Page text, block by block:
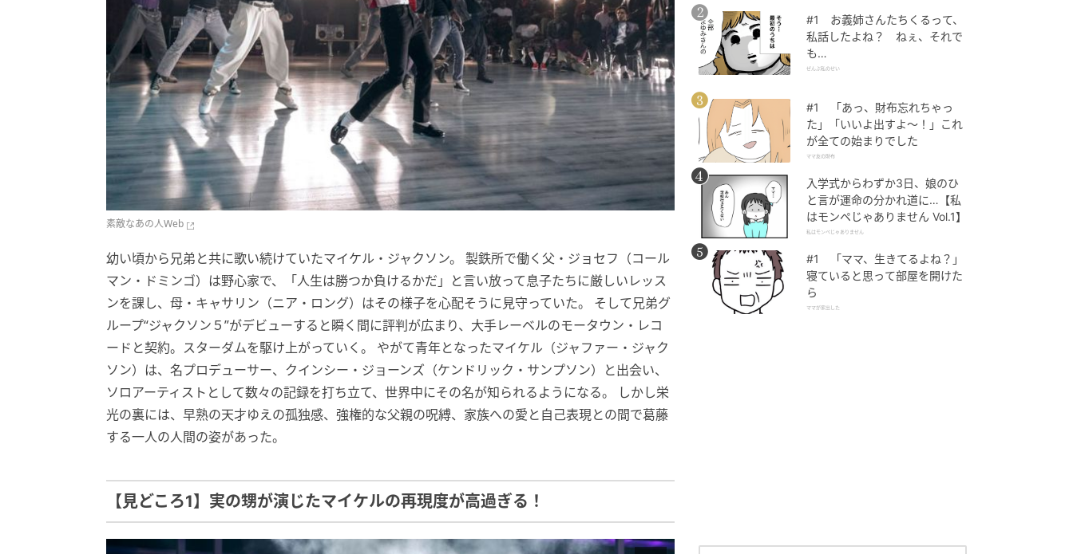
素敵なあの人Web
幼い頃から兄弟と共に歌い続けていたマイケル・ジャクソン。 製鉄所で働く父・ジョセフ（コール
マン・ドミンゴ）は野心家で、「人生は勝つか負けるかだ」と言い放って息子たちに厳しいレッス
ンを課し、母・キャサリン（ニア・ロング）はその様子を心配そうに見守っていた。 そして兄弟グ
ループ“ジャクソン５”がデビューすると瞬く間に評判が広まり、大手レーベルのモータウン・レコ
ードと契約。スターダムを駆け上がっていく。 やがて青年となったマイケル（ジャファー・ジャク
ソン）は、名プロデューサー、クインシー・ジョーンズ（ケンドリック・サンプソン）と出会い、
ソロアーティストとして数々の記録を打ち立て、世界中にその名が知られるようになる。 しかし栄
光の裏には、早熟の天才ゆえの孤独感、強権的な父親の呪縛、家族への愛と自己表現との間で葛藤
する一人の人間の姿があった。
【見どころ1】実の甥が演じたマイケルの再現度が高過ぎる！
#1 お義姉さんたちくるって、
私話したよね？ ねぇ、それで
も…
ぜんぶ私のせい
#1 「あっ、財布忘れちゃっ
た」「いいよ出すよ〜！」これ
が全ての始まりでした
ママ友の財布
入学式からわずか3日、娘のひ
と言が運命の分かれ道に…【私
はモンペじゃありません Vol.1】
私はモンペじゃありません
#1 「ママ、生きてるよね？」
寝ていると思って部屋を開けた
ら
ママが家出した